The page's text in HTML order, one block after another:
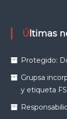
Últimas
Protegido:
Grupsa
y etiqueta